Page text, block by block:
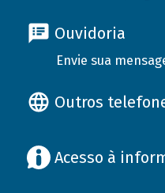
Ouvidoria
Envie sua
Outros
Acesso à